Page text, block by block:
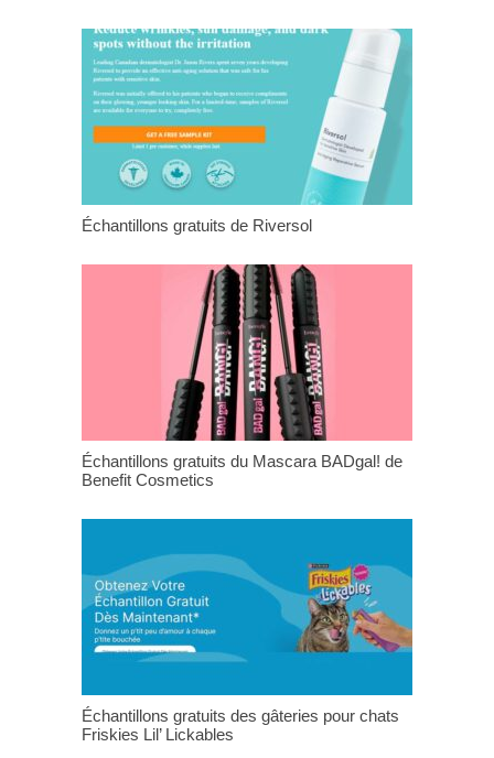
Échantillons gratuits de Riversol
Échantillons gratuits du Mascara BADgal! de
Benefit Cosmetics
Échantillons gratuits des gâteries pour chats
Friskies Lil’ Lickables